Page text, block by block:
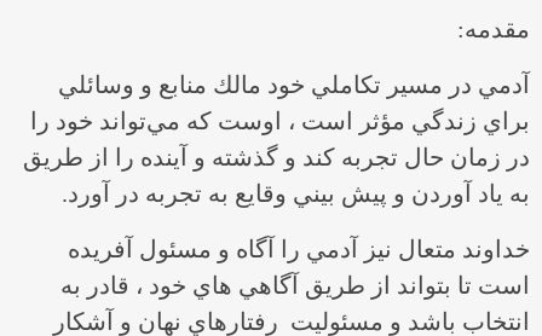
مقدمه:
آدمي در مسير تكاملي خود مالك منابع و وسائلي
براي زندگي مؤثر است ، اوست كه مي‌تواند خود را
در زمان حال تجربه كند و گذشته و آينده را از طريق
به ياد آوردن و پيش بيني وقايع به تجربه در آورد.
خداوند متعال نيز آدمي را آگاه و مسئول آفريده
است تا بتواند از طريق آگاهي هاي خود ، قادر به
انتخاب باشد و مسئوليت رفتارهاي نهان و آشكار